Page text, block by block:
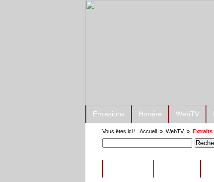
Émissions Horaire WebTV
Vous êtes ici ! Accueil » WebTV» Extraits